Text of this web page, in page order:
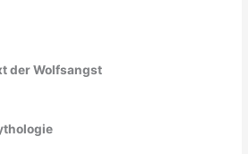
der Wolfsangst